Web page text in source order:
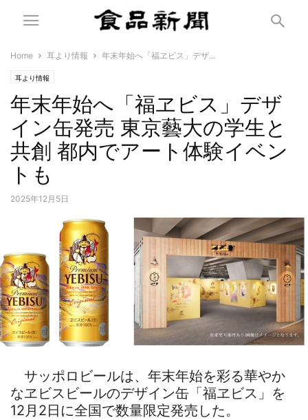
Home 耳より情報 年末年始へ「福ヱビス」デザ...
耳より情報
年末年始へ「福ヱビス」デザ
イン缶発売 東京藝大の学生と
共創 都内でアート体験イベン
トも
2025年12月5日
サッポロビールは、年末年始を彩る華やか
なヱビスビールのデザイン缶「福ヱビス」を
12月2日に全国で数量限定発売した。